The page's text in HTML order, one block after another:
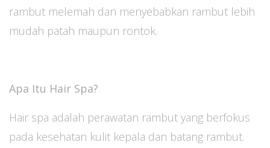
rambut melemah dan menyebabkan rambut lebih
mudah patah maupun rontok.
Apa Itu Hair Spa?
Hair spa adalah perawatan rambut yang berfokus
pada kesehatan kulit kepala dan batang rambut.